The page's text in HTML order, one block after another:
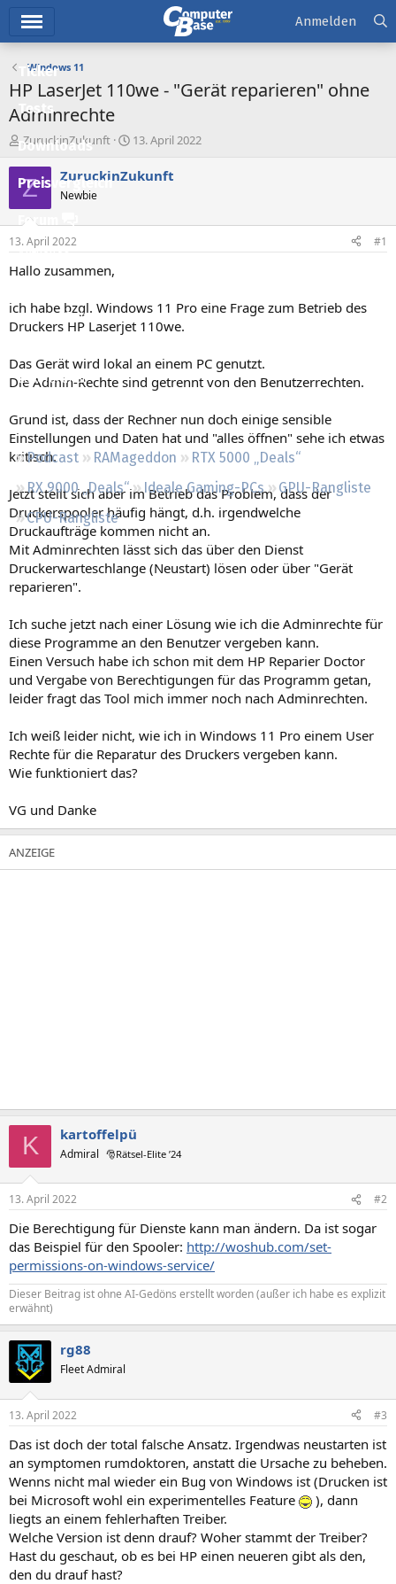
Ticker
Tests
Downloads
Preisvergleich
Forum
Aktuelles
Neue Beiträge
Leserartikel
Podcast RAMageddon
RTX 5000 „Deals“
RX 9000 „Deals“
Ideale Gaming-PCs
GPU-Rangliste
CPU-Rangliste
Anmelden
Windows 11
HP LaserJet 110we - "Gerät reparieren" ohne
Adminrechte
E
r
s
t
e
r
ZuruckinZukunft
E
s
t
13. April 2022
Z ZuruckinZukunft
Newbie
13. April 2022 #1
Hallo zusammen,
ich habe bzgl. Windows 11 Pro eine Frage zum Betrieb des
Druckers HP Laserjet 110we.
Das Gerät wird lokal an einem PC genutzt.
Die Admin-Rechte sind getrennt von den Benutzerrechten.
Grund ist, dass der Rechner nun doch einige sensible
Einstellungen und Daten hat und "alles öffnen" sehe ich etwas
kritisch.
Jetzt stellt sich aber im Betrieb das Problem, dass der
Druckerspooler häufig hängt, d.h. irgendwelche
Druckaufträge kommen nicht an.
Mit Adminrechten lässt sich das über den Dienst
Druckerwarteschlange (Neustart) lösen oder über "Gerät
reparieren".
Ich suche jetzt nach einer Lösung wie ich die Adminrechte für
diese Programme an den Benutzer vergeben kann.
Einen Versuch habe ich schon mit dem HP Reparier Doctor
und Vergabe von Berechtigungen für das Programm getan,
leider fragt das Tool mich immer noch nach Adminrechten.
Ich weiß leider nicht, wie ich in Windows 11 Pro einem User
Rechte für die Reparatur des Druckers vergeben kann.
Wie funktioniert das?
VG und Danke
K kartoffelpü
Admiral 🎅Rätsel-Elite ’24
13. April 2022 #2
Die Berechtigung für Dienste kann man ändern. Da ist sogar
das Beispiel für den Spooler: http://woshub.com/set-
permissions-on-windows-service/
Dieser Beitrag ist ohne AI-Gedöns erstellt worden (außer ich habe es explizit
erwähnt)
rg88
Fleet Admiral
13. April 2022 #3
Das ist doch der total falsche Ansatz. Irgendwas neustarten ist
an symptomen rumdoktoren, anstatt die Ursache zu beheben.
Wenns nicht mal wieder ein Bug von Windows ist (Drucken ist
bei Microsoft wohl ein experimentelles Feature
), dann
liegts an einem fehlerhaften Treiber.
Welche Version ist denn drauf? Woher stammt der Treiber?
Hast du geschaut, ob es bei HP einen neueren gibt als den,
den du drauf hast?